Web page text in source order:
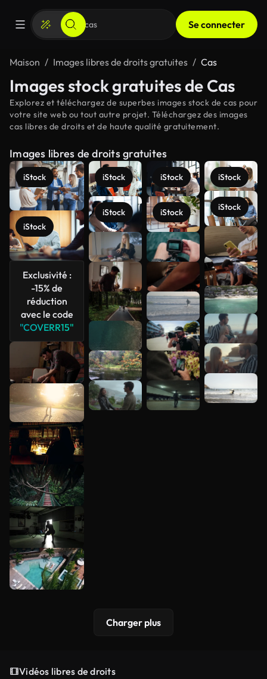
Se connecter
Maison Images libres de droits gratuites Cas
Images stock gratuites de Cas
Explorez et téléchargez de superbes images stock de cas pour
votre site web ou tout autre projet. Téléchargez des images
cas libres de droits et de haute qualité gratuitement.
Images libres de droits gratuites
iStock
iStock
Exclusivité :
-15% de
réduction
avec le code
"COVERR15"
iStock
iStock
iStock
iStock
iStock
iStock
Voir plus
Charger plus
Vidéos libres de droits